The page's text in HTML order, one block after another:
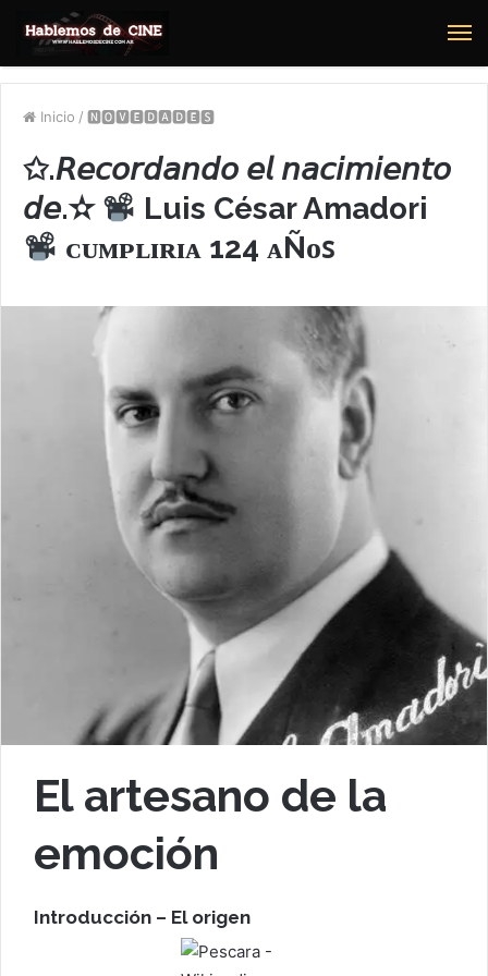
Inicio / 🅽🅾🆅🅴🅳🅰🅳🅴🆂
✩.𝘙𝘦𝘤𝘰𝘳𝘥𝘢𝘯𝘥𝘰 𝘦𝘭 𝘯𝘢𝘤𝘪𝘮𝘪𝘦𝘯𝘵𝘰
𝘥𝘦.✫
Luis César Amadori
ᴄᴜᴍᴘʟɪʀɪᴀ 124 ᴀÑᴏꜱ
El artesano de la
emoción
Introducción – El origen